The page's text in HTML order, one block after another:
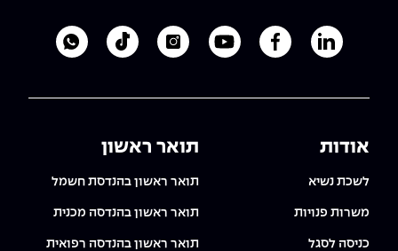
לעמוד הלינקדאין של מכללת אפקה
לעמוד הפייסבוק של מכללת אפקה
לעמוד היוטיוב של מכללת אפקה
לעמוד האינסטגרם של
לעמוד הטיקטוק
אודות
לשכת נשיא
משרות פנויות
כניסה לסגל
תואר ראשון
תואר ראשון בהנדסת חשמל
תואר ראשון בהנדסה מכנית
תואר ראשון בהנדסה רפואית